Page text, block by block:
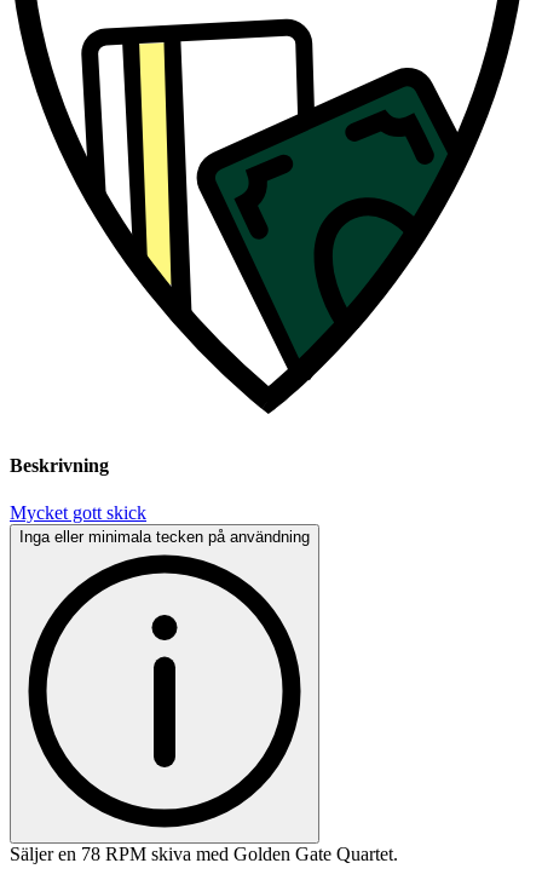
Beskrivning
Mycket gott skick
Inga eller minimala tecken på användning
Säljer en 78 RPM skiva med Golden Gate Quartet.